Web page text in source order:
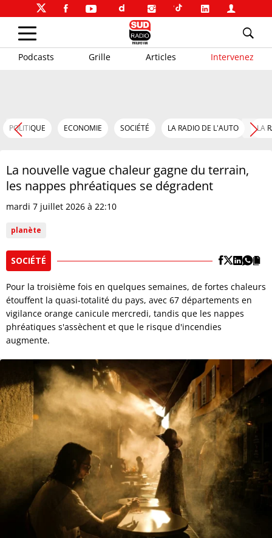
Podcasts Grille Articles Intervenez
POLITIQUE ECONOMIE SOCIÉTÉ LA RADIO DE L'AUTO LA
La nouvelle vague chaleur gagne du terrain,
les nappes phréatiques se dégradent
mardi 7 juillet 2026 à 22:10
planète
SOCIÉTÉ
Pour la troisième fois en quelques semaines, de fortes chaleurs
étouffent la quasi-totalité du pays, avec 67 départements en
vigilance orange canicule mercredi, tandis que les nappes
phréatiques s'assèchent et que le risque d'incendies
augmente.